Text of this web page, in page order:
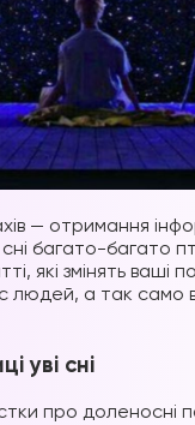
— отримання
багато-багато
які змінять ваші
людей, а так само
уві сні
про доленосні